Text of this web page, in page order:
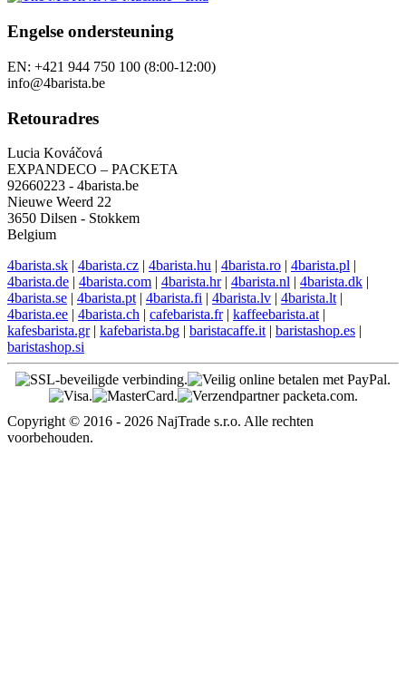
Engelse ondersteuning
EN: +421 944 750 100 (8:00-12:00)
info@4barista.be
Retouradres
Lucia Kováčová
EXPANDECO – PACKETA
92660223 - 4barista.be
Nieuwe Weerd 22
3650 Dilsen - Stokkem
Belgium
4barista.sk | 4barista.cz | 4barista.hu | 4barista.ro | 4barista.pl |
4barista.de | 4barista.com | 4barista.hr| 4barista.nl | 4barista.dk |
4barista.se | 4barista.pt | 4barista.fi | 4barista.lv | 4barista.lt |
4barista.ee | 4barista.ch | cafebarista.fr| kaffeebarista.at |
kafesbarista.gr| kafebarista.bg | baristacaffe.it | baristashop.es |
baristashop.si
Copyright © 2016 - 2026 NajTrade s.r.o. Alle rechten
voorbehouden.